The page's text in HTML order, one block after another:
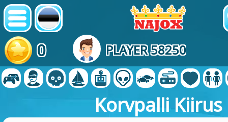
0 PLAYER 58250
Korvpalli Kiirus